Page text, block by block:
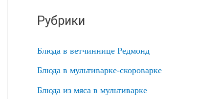
Рубрики
Блюда в ветчиннице Редмонд
Блюда в мультиварке-скороварке
Блюда из мяса в мультиварке